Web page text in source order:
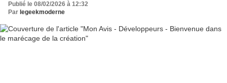
Publié le 08/02/2026 à 12:32
Par legeekmoderne